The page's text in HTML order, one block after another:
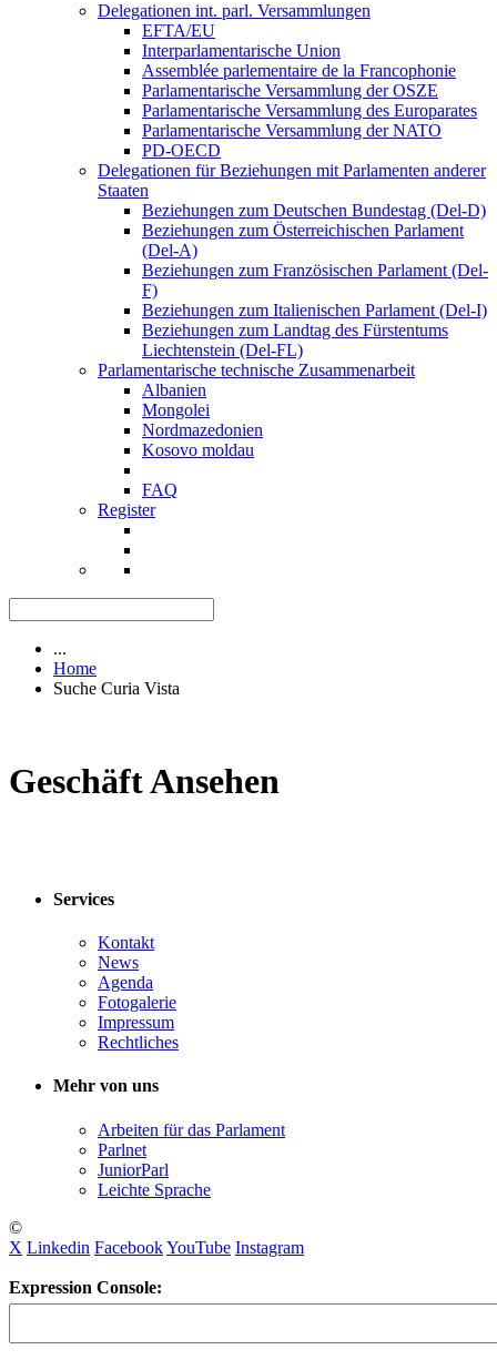
Delegationen int. parl. Versammlungen
EFTA/EU
Interparlamentarische Union
Assemblée parlementaire de la Francophonie
Parlamentarische Versammlung der OSZE
Parlamentarische Versammlung des Europarates
Parlamentarische Versammlung der NATO
PD-OECD
Delegationen für Beziehungen mit Parlamenten anderer
Staaten
Beziehungen zum Deutschen Bundestag (Del-D)
Beziehungen zum Österreichischen Parlament
(Del-A)
Beziehungen zum Französischen Parlament (Del-
F)
Beziehungen zum Italienischen Parlament (Del-I)
Beziehungen zum Landtag des Fürstentums
Liechtenstein (Del-FL)
Parlamentarische technische Zusammenarbeit
Albanien
Mongolei
Nordmazedonien
Kosovo moldau
FAQ
Register
...
Home
Suche Curia Vista
Geschäft Ansehen
Services
Kontakt
News
Agenda
Fotogalerie
Impressum
Rechtliches
Mehr von uns
Arbeiten für das Parlament
Parlnet
JuniorParl
Leichte Sprache
©
X Linkedin FacebookYouTube Instagram
Expression Console: